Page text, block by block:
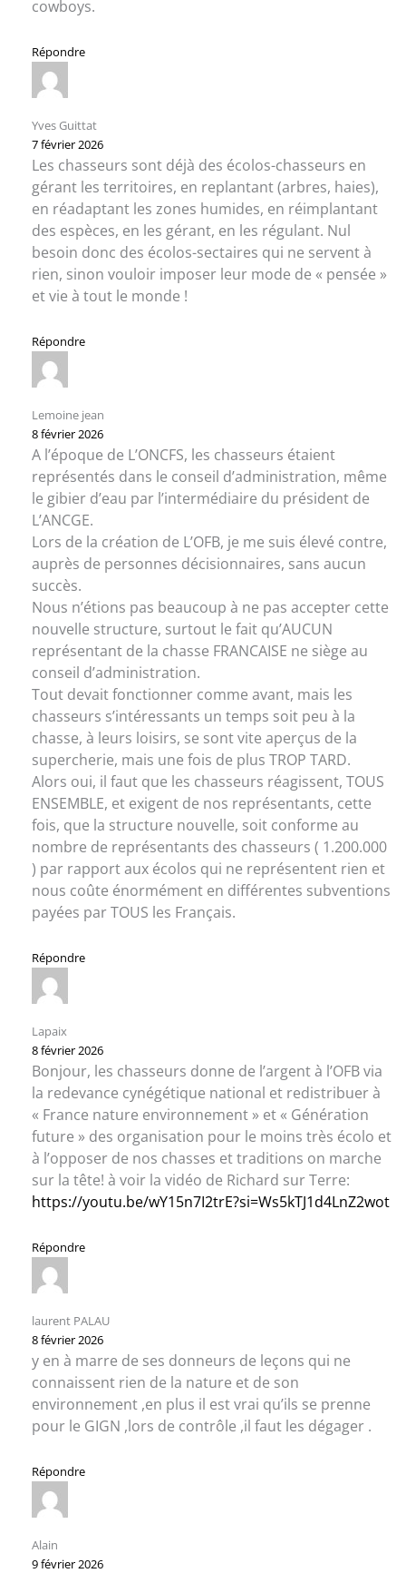
cowboys.
Répondre
Yves Guittat
7 février 2026
Les chasseurs sont déjà des écolos-chasseurs en
gérant les territoires, en replantant (arbres, haies),
en réadaptant les zones humides, en réimplantant
des espèces, en les gérant, en les régulant. Nul
besoin donc des écolos-sectaires qui ne servent à
rien, sinon vouloir imposer leur mode de « pensée »
et vie à tout le monde !
Répondre
Lemoine jean
8 février 2026
A l’époque de L’ONCFS, les chasseurs étaient
représentés dans le conseil d’administration, même
le gibier d’eau par l’intermédiaire du président de
L’ANCGE.
Lors de la création de L’OFB, je me suis élevé contre,
auprès de personnes décisionnaires, sans aucun
succès.
Nous n’étions pas beaucoup à ne pas accepter cette
nouvelle structure, surtout le fait qu’AUCUN
représentant de la chasse FRANCAISE ne siège au
conseil d’administration.
Tout devait fonctionner comme avant, mais les
chasseurs s’intéressants un temps soit peu à la
chasse, à leurs loisirs, se sont vite aperçus de la
supercherie, mais une fois de plus TROP TARD.
Alors oui, il faut que les chasseurs réagissent, TOUS
ENSEMBLE, et exigent de nos représentants, cette
fois, que la structure nouvelle, soit conforme au
nombre de représentants des chasseurs ( 1.200.000
) par rapport aux écolos qui ne représentent rien et
nous coûte énormément en différentes subventions
payées par TOUS les Français.
Répondre
Lapaix
8 février 2026
Bonjour, les chasseurs donne de l’argent à l’OFB via
la redevance cynégétique national et redistribuer à
« France nature environnement » et « Génération
future » des organisation pour le moins très écolo et
à l’opposer de nos chasses et traditions on marche
sur la tête! à voir la vidéo de Richard sur Terre:
https://youtu.be/wY15n7I2trE?si=Ws5kTJ1d4LnZ2wot
Répondre
laurent PALAU
8 février 2026
y en à marre de ses donneurs de leçons qui ne
connaissent rien de la nature et de son
environnement ,en plus il est vrai qu’ils se prenne
pour le GIGN ,lors de contrôle ,il faut les dégager .
Répondre
Alain
9 février 2026